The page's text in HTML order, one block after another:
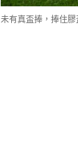
未有真盃捧，捧住膠